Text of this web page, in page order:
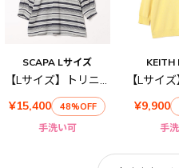
SCAPA Lサイズ
【Lサイズ】トリニティボーダーラグランカットソー
¥15,400
48%OFF
手洗い可
KEITH
¥9,900
手